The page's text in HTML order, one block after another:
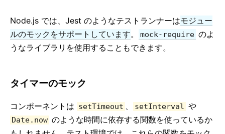
Node.js では、Jest のようなテストランナーはモジュー
ルのモックをサポートしています。 mock-require のよ
うなライブラリを使用することもできます。
タイマーのモック
コンポーネントは setTimeout 、 setInterval や
Date.now のような時間に依存する関数を使っているか